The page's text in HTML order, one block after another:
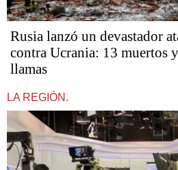
Rusia lanzó un devastador
contra Ucrania: 13 muertos
llamas
LA REGIÓN.